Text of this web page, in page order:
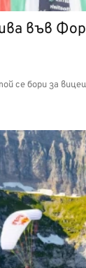
във
се бори за